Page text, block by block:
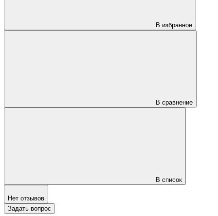
В избранное
В сравнение
В список
Нет отзывов
Задать вопрос